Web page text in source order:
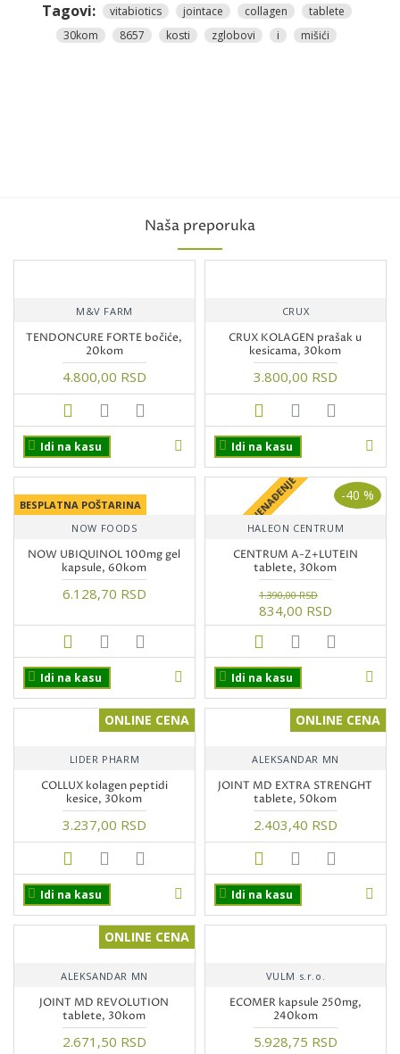
Tagovi: vitabiotics jointace collagen
tablete
30kom
8657 kosti zglobovi i mišići
Naša preporuka
M&V FARM
TENDONCURE FORTE bočiće,
20kom
4.800,00 RSD
Idi na kasu
CRUX
CRUX KOLAGEN prašak u
kesicama, 30kom
3.800,00 RSD
Idi na kasu
BESPLATNA POŠTARINA
NOW FOODS
NOW UBIQUINOL 100mg gel
kapsule, 60kom
6.128,70 RSD
Idi na kasu
+ POKLON IZNENAĐENJE -40 %
HALEON CENTRUM
CENTRUM A-Z+LUTEIN
tablete, 30kom
834,00 RSD
1.390,00 RSD
Idi na kasu
ONLINE CENA
LIDER PHARM
COLLUX kolagen peptidi
kesice, 30kom
3.237,00 RSD
Idi na kasu
ONLINE CENA
ALEKSANDAR MN
JOINT MD EXTRA STRENGHT
tablete, 50kom
2.403,40 RSD
Idi na kasu
ONLINE CENA
ALEKSANDAR MN
JOINT MD REVOLUTION
tablete, 30kom
2.671,50 RSD
VULM s.r.o.
ECOMER kapsule 250mg,
240kom
5.928,75 RSD